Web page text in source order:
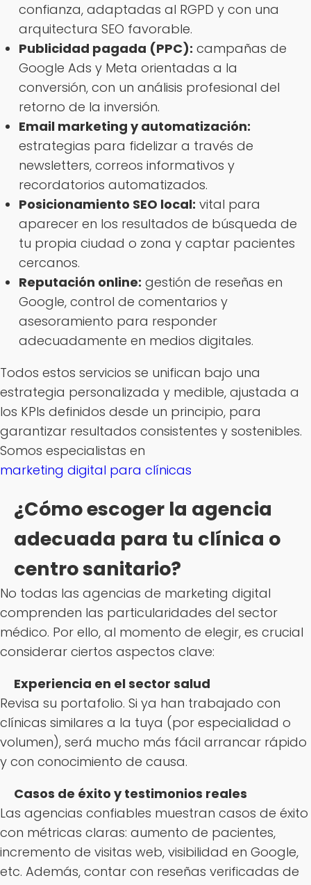
confianza, adaptadas al RGPD y con una
arquitectura SEO favorable.
Publicidad pagada (PPC): campañas de
Google Ads y Meta orientadas a la
conversión, con un análisis profesional del
retorno de la inversión.
Email marketing y automatización:
estrategias para fidelizar a través de
newsletters, correos informativos y
recordatorios automatizados.
Posicionamiento SEO local: vital para
aparecer en los resultados de búsqueda de
tu propia ciudad o zona y captar pacientes
cercanos.
Reputación online: gestión de reseñas en
Google, control de comentarios y
asesoramiento para responder
adecuadamente en medios digitales.
Todos estos servicios se unifican bajo una
estrategia personalizada y medible, ajustada a
los KPIs definidos desde un principio, para
garantizar resultados consistentes y sostenibles.
Somos especialistas en
marketing digital para clínicas
¿Cómo escoger la agencia
adecuada para tu clínica o
centro sanitario?
No todas las agencias de marketing digital
comprenden las particularidades del sector
médico. Por ello, al momento de elegir, es crucial
considerar ciertos aspectos clave:
Experiencia en el sector salud
Revisa su portafolio. Si ya han trabajado con
clínicas similares a la tuya (por especialidad o
volumen), será mucho más fácil arrancar rápido
y con conocimiento de causa.
Casos de éxito y testimonios reales
Las agencias confiables muestran casos de éxito
con métricas claras: aumento de pacientes,
incremento de visitas web, visibilidad en Google,
etc. Además, contar con reseñas verificadas de